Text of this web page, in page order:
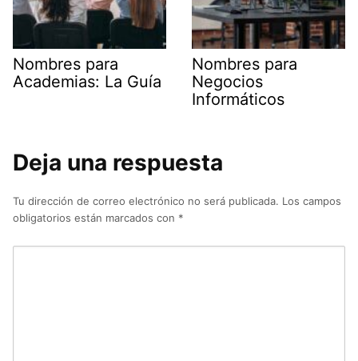
Nombres para
Academias: La Guía
Nombres para
Negocios
Informáticos
Deja una respuesta
Tu dirección de correo electrónico no será publicada. Los campos
obligatorios están marcados con *